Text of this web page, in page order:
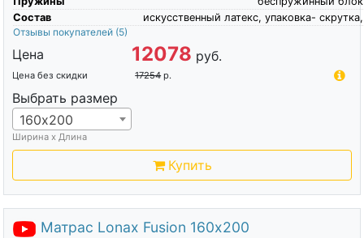
Состав
искусственный латекс, упаковка- скрутка,
Отзывы покупателей (5)
Цена 12078 руб.
Цена без скидки 17254 р.
Выбрать размер
160х200
Ширина х Длина
Купить
Матрас Lonax Fusion 160х200